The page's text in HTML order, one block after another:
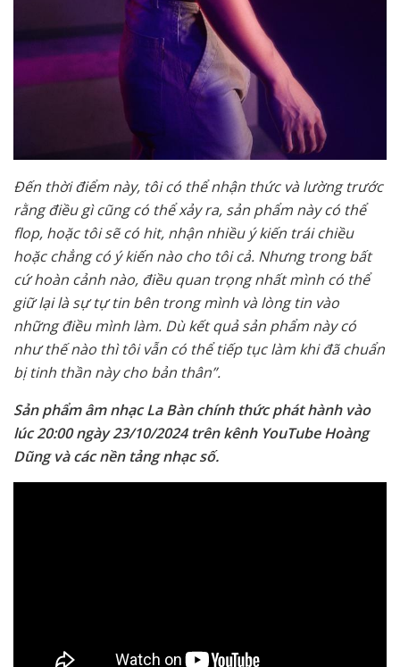
Đến thời điểm này, tôi có thể nhận thức và lường trước
rằng điều gì cũng có thể xảy ra, sản phẩm này có thể
flop, hoặc tôi sẽ có hit, nhận nhiều ý kiến trái chiều
hoặc chẳng có ý kiến nào cho tôi cả. Nhưng trong bất
cứ hoàn cảnh nào, điều quan trọng nhất mình có thể
giữ lại là sự tự tin bên trong mình và lòng tin vào
những điều mình làm. Dù kết quả sản phẩm này có
như thế nào thì tôi vẫn có thể tiếp tục làm khi đã chuẩn
bị tinh thần này cho bản thân”.
Sản phẩm âm nhạc La Bàn chính thức phát hành vào
lúc 20:00 ngày 23/10/2024 trên kênh YouTube Hoàng
Dũng và các nền tảng nhạc số.